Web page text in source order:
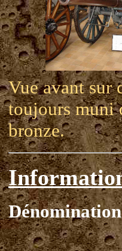
Vue avant sur
toujours muni
bronze.